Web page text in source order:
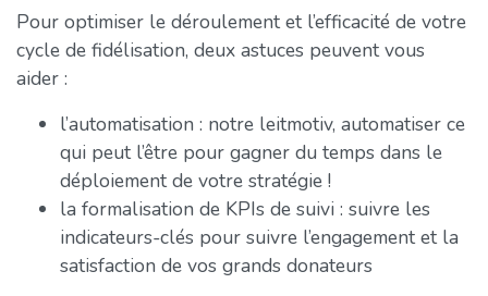
Pour optimiser le déroulement et l’efficacité de votre
cycle de fidélisation, deux astuces peuvent vous
aider :
l’automatisation : notre leitmotiv, automatiser ce
qui peut l’être pour gagner du temps dans le
déploiement de votre stratégie !
la formalisation de KPIs de suivi : suivre les
indicateurs-clés pour suivre l’engagement et la
satisfaction de vos grands donateurs